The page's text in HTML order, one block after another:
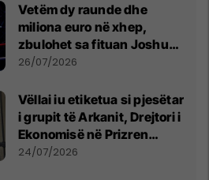
Vetëm dy raunde dhe
miliona euro në xhep,
zbulohet sa fituan Joshua
e Prenga
26/07/2026
Vëllai iu etiketua si pjesëtar
i grupit të Arkanit, Drejtori i
Ekonomisë në Prizren
mohon pretendimet
24/07/2026